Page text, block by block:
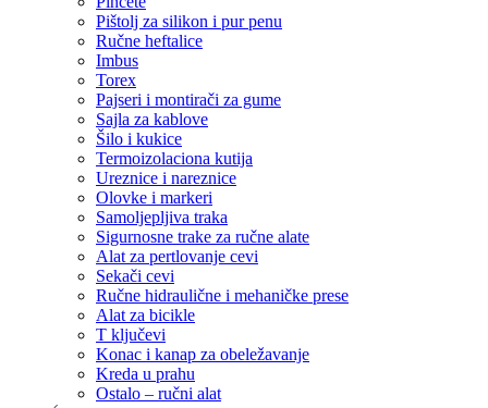
Pištolj za silikon i pur penu
Ručne heftalice
Imbus
Torex
Pajseri i montirači za gume
Sajla za kablove
Šilo i kukice
Termoizolaciona kutija
Ureznice i nareznice
Olovke i markeri
Samoljepljiva traka
Sigurnosne trake za ručne alate
Alat za pertlovanje cevi
Sekači cevi
Ručne hidraulične i mehaničke prese
Alat za bicikle
T ključevi
Konac i kanap za obeležavanje
Kreda u prahu
Ostalo – ručni alat